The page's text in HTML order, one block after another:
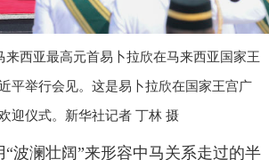
西亚最高元首易卜拉欣在马来西亚国家王
平举行会见。这是易卜拉欣在国家王宫广
迎仪式。新华社记者 丁林 摄
澜壮阔”来形容中马关系走过的半